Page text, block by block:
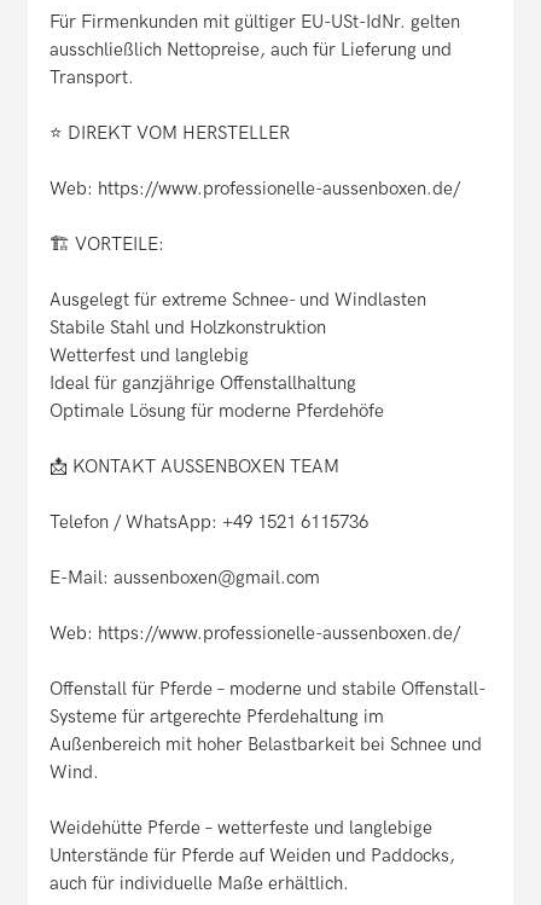
Für Firmenkunden mit gültiger EU-USt-IdNr. gelten
ausschließlich Nettopreise, auch für Lieferung und
Transport.
⭐ DIREKT VOM HERSTELLER
Web: https://www.professionelle-aussenboxen.de/
🏗️ VORTEILE:
Ausgelegt für extreme Schnee- und Windlasten
Stabile Stahl und Holzkonstruktion
Wetterfest und langlebig
Ideal für ganzjährige Offenstallhaltung
Optimale Lösung für moderne Pferdehöfe
📩 KONTAKT AUSSENBOXEN TEAM
Telefon / WhatsApp: +49 1521 6115736
E-Mail: aussenboxen@gmail.com
Web: https://www.professionelle-aussenboxen.de/
Offenstall für Pferde – moderne und stabile Offenstall-
Systeme für artgerechte Pferdehaltung im
Außenbereich mit hoher Belastbarkeit bei Schnee und
Wind.
Weidehütte Pferde – wetterfeste und langlebige
Unterstände für Pferde auf Weiden und Paddocks,
auch für individuelle Maße erhältlich.